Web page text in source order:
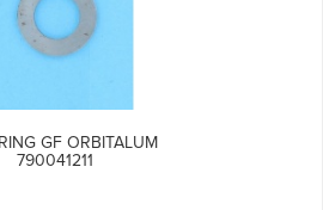
GF ORBITALUM
790041211